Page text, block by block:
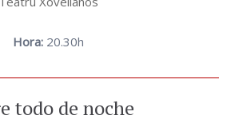
Hora:20.30h
todo de noche